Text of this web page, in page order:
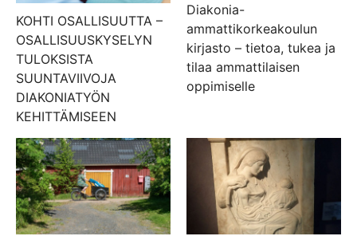
KOHTI OSALLISUUTTA –
OSALLISUUSKYSELYN
TULOKSISTA
SUUNTAVIIVOJA
DIAKONIATYÖN
KEHITTÄMISEEN
Diakonia-
ammattikorkeakoulun
kirjasto – tietoa, tukea ja
tilaa ammattilaisen
oppimiselle